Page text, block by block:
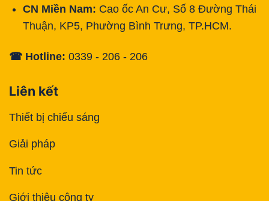
CN Miền Nam: Cao ốc An Cư, Số 8 Đường Thái
Thuận, KP5, Phường Bình Trưng, TP.HCM.
☎ Hotline: 0339 - 206 - 206
Liên kết
Thiết bị chiếu sáng
Giải pháp
Tin tức
Giới thiệu công ty